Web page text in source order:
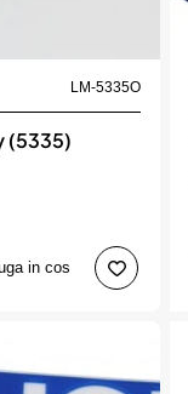
LM-5335O
(5335)
in cos